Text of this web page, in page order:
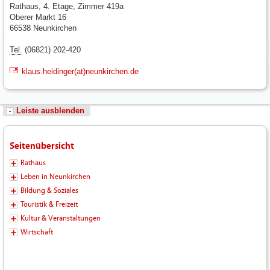
Rathaus, 4. Etage, Zimmer 419a
Oberer Markt 16
66538 Neunkirchen
Tel. (06821) 202-420
klaus.heidinger(at)neunkirchen.de
Leiste ausblenden
Seitenübersicht
Rathaus
Leben in Neunkirchen
Bildung & Soziales
Touristik & Freizeit
Kultur & Veranstaltungen
Wirtschaft